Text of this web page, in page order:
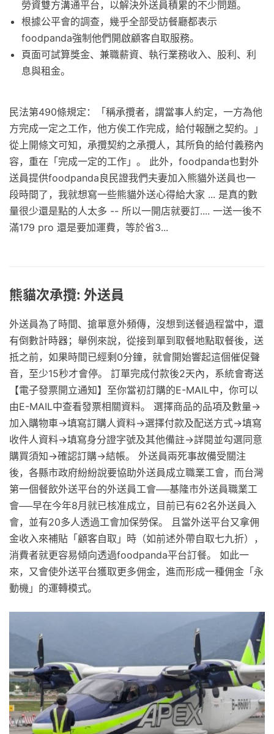
勞資雙方溝通平台，以解決外送員積累的不少問題。
根據公平會的調查，幾乎全部受訪餐廳都表示
foodpanda強制他們開啟顧客自取服務。
頁面可試算獎金、兼職薪資、執行業務收入、股利、利
息與租金。
民法第490條規定：「稱承攬者，謂當事人約定，一方為他
方完成一定之工作，他方俟工作完成，給付報酬之契約。」
從上開條文可知，承攬契約之承攬人，其所負的給付義務內
容，重在「完成一定的工作」。 此外，foodpanda也對外
送員提供foodpanda良民證我們夫妻加入熊貓外送員也一
段時間了，我就想寫一些熊貓外送心得給大家 ... 是真的數
量很少還是點的人太多 -- 所以一開店就要訂.... 一送一後不
滿179 pro 還是要加運費，等於省3...
熊貓次承攬: 外送員
外送員為了時間、搶單意外頻傳，沒想到送餐過程當中，還
有倒數計時器；舉例來說，從接到單到取餐地點取餐後，送
抵之前，如果時間已經剩0分鐘，就會開始響起這個催促聲
音，至少15秒才會停。 訂單完成付款後2天內，系統會寄送
【電子發票開立通知】至你當初訂購的E-MAIL中，你可以
由E-MAIL中查看發票相關資料。 選擇商品的品項及數量→
加入購物車→填寫訂購人資料→選擇付款及配送方式→填寫
收件人資料→填寫身分證字號及其他備註→詳閱並勾選同意
購買須知→確認訂購→結帳。 外送員兩死事故備受關注
後，各縣市政府紛紛說要協助外送員成立職業工會，而台灣
第一個餐飲外送平台的外送員工會──基隆市外送員職業工
會──早在今年8月就已核准成立，目前已有62名外送員入
會，並有20多人透過工會加保勞保。 且當外送平台又拿佣
金收入來補貼「顧客自取」時（如前述外帶自取七九折），
消費者就更容易傾向透過foodpanda平台訂餐。 如此一
來，又會使外送平台獲取更多佣金，進而形成一種佣金「永
動機」的運轉模式。